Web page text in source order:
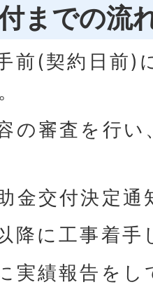
までの流
前(契約日前)
の審査を行
金交付決定
降に工事着手
実績報告をし